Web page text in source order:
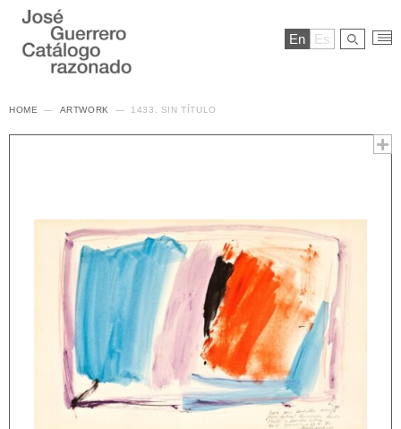
En Es
HOME ARTWORK 1433. SIN TÍTULO